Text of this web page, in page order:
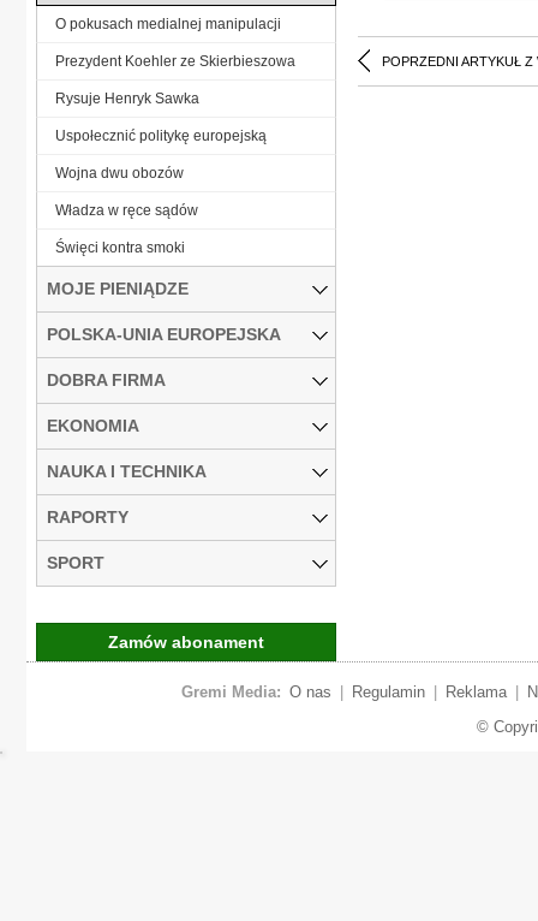
POPRZEDNI ARTYKUŁ Z
O pokusach medialnej manipulacji
Prezydent Koehler ze Skierbieszowa
Rysuje Henryk Sawka
Uspołecznić politykę europejską
Wojna dwu obozów
Władza w ręce sądów
Święci kontra smoki
MOJE PIENIĄDZE
POLSKA-UNIA EUROPEJSKA
DOBRA FIRMA
EKONOMIA
NAUKA I TECHNIKA
RAPORTY
SPORT
Zamów abonament
Gremi Media: O nas Regulamin Reklama
©